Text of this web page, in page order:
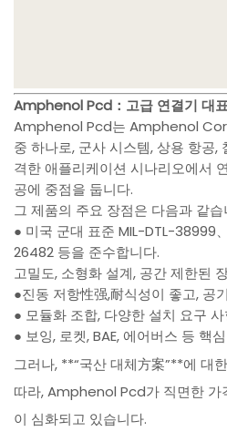
Amphenol Pcd：고급 연결기 대
Amphenol Pcd는 Amphenol
중 하나로, 군사 시스템, 상용 항공,
격한 애플리케이션 시나리오에서
공에 중점을 둡니다.
그 제품의 주요 장점은 다음과 같습
● 미국 군대 표준 MIL-DTL-38999
26482 등을 준수합니다.
고밀도, 소형화 설계, 공간 제한된
●진동 저항性强,耐식성이 좋고, 공
● 모듈화 조합, 다양한 설치 요구
● 보잉, 로켓, BAE, 에어버스 등 핵
그러나, **“국산 대체方案”**에 대
따라, Amphenol Pcd가 직면한 가
이 심화되고 있습니다.